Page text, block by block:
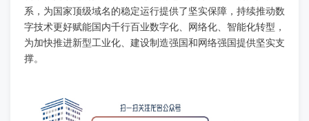
系，为国家顶级域名的稳定运行提供了坚实保障，持续推动数
字技术更好赋能国内千行百业数字化、网络化、智能化转型，
为加快推进新型工业化、建设制造强国和网络强国提供坚实支
撑。